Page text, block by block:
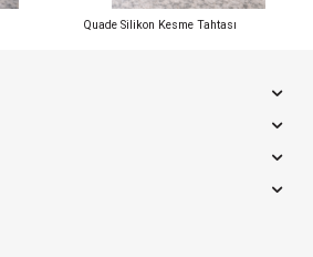
Quade Silikon Kesme Tahtası